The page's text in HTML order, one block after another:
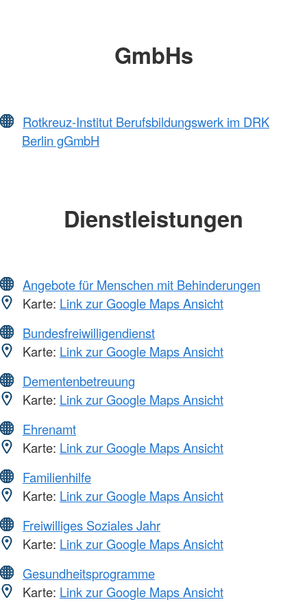
GmbHs
Rotkreuz-Institut Berufsbildungswerk im DRK
Berlin gGmbH
Dienstleistungen
Angebote für Menschen mit Behinderungen
Karte: Link zur Google Maps Ansicht
Bundesfreiwilligendienst
Karte: Link zur Google Maps Ansicht
Dementenbetreuung
Karte: Link zur Google Maps Ansicht
Ehrenamt
Karte: Link zur Google Maps Ansicht
Familienhilfe
Karte: Link zur Google Maps Ansicht
Freiwilliges Soziales Jahr
Karte: Link zur Google Maps Ansicht
Gesundheitsprogramme
Karte: Link zur Google Maps Ansicht